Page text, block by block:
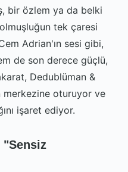
bir özlem ya da belki
tek çaresi
Adrian'ın sesi gibi,
de son derece güçlü,
Dedublüman &
merkezine oturuyor ve
işaret ediyor.
"Sensiz